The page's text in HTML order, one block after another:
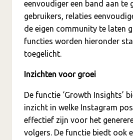
eenvoudiger een band aan te
gebruikers, relaties
de eigen community te laten
functies worden hieronder
toegelicht.
Inzichten voor groei
De functie ‘Growth Insights’
inzicht in welke Instagram
effectief zijn voor het
volgers. De functie biedt ook